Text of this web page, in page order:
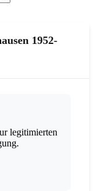
1952-
legitimierten